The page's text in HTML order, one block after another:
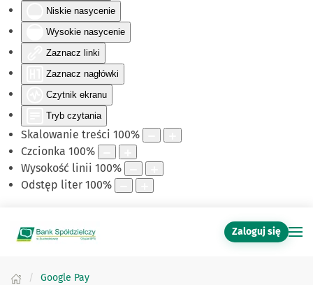
Niskie nasycenie
Wysokie nasycenie
Zaznacz linki
Zaznacz nagłówki
Czytnik ekranu
Tryb czytania
Skalowanie treści 100%
Czcionka 100%
Wysokość linii 100%
Odstęp liter 100%
Zaloguj się
Google Pay